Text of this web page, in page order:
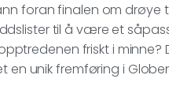
foran finalen om drøye
til å være et
friskt i minne?
en unik fremføring i